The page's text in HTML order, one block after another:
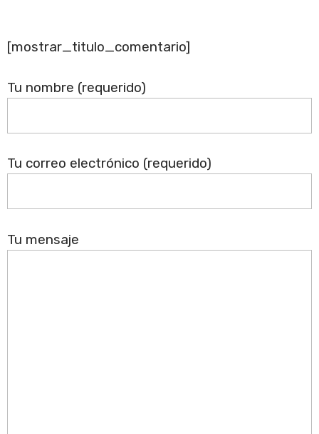
[mostrar_titulo_comentario]
Tu nombre (requerido)
Tu correo electrónico (requerido)
Tu mensaje